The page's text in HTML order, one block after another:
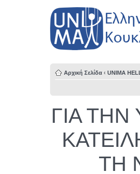
Αρχική Σελίδα ‹ UNIMA
ΓΙΑ
ΤΗ